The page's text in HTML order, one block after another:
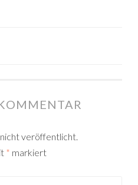
veröffentlicht.
* markiert